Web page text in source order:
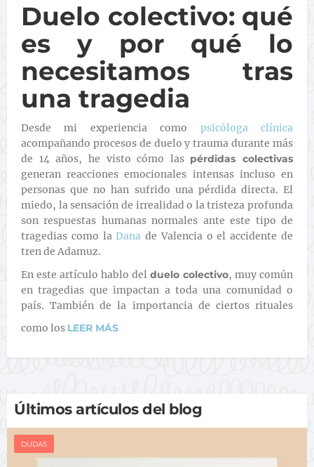
Duelo colectivo: qué
es y por qué lo
necesitamos tras
una tragedia
Desde mi experiencia como psicóloga clínica
acompañando procesos de duelo y trauma durante más
de 14 años, he visto cómo las pérdidas colectivas
generan reacciones emocionales intensas incluso en
personas que no han sufrido una pérdida directa. El
miedo, la sensación de irrealidad o la tristeza profunda
son respuestas humanas normales ante este tipo de
tragedias como laDana de Valencia o el accidente de
tren de Adamuz.
En este artículo hablo del duelo colectivo, muy común
en tragedias que impactan a toda una comunidad o
país. También de la importancia de ciertos rituales
como los LEER MÁS
Últimos artículos del blog
DUDAS